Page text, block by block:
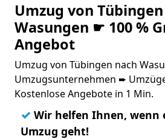
Umzug von
Wasungen ☛ 100 %
Angebot
Umzug von Tübingen nach
Umzugsunternehmen ➨
Kostenlose Angebote in 1 Min.
✓ Wir helfen Ihnen, wenn
Umzug geht!